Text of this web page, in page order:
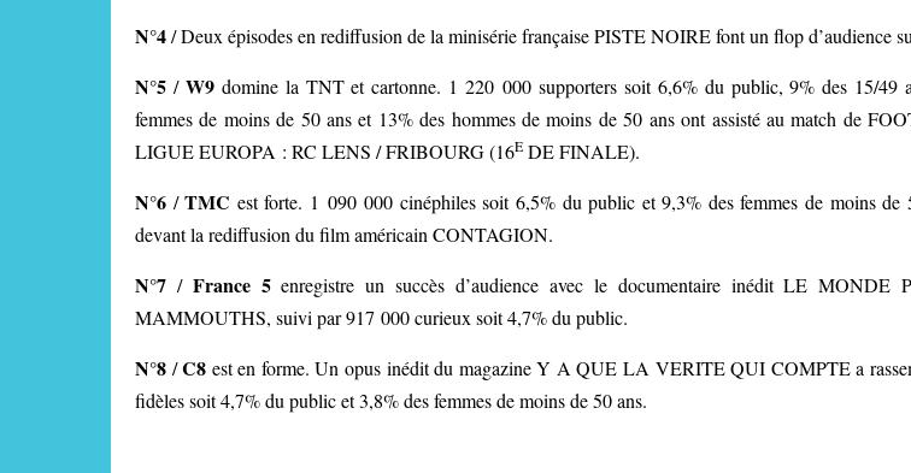
N°4/ Deux épisodes en rediffusion de la minisérie française PISTE NOIRE font un flop d’audience
N°5 / W9domine la TNT et cartonne. 1 220 000 supporters soit 6,6% du public, 9% des 15/49
femmes de moins de 50 ans et 13% des hommes de moins de 50 ans ont assisté au match de
LIGUE EUROPA : RC LENS / FRIBOURG (16E DE FINALE).
N°6 /TMC est forte. 1 090 000 cinéphiles soit 6,5% du public et 9,3% des femmes de moins de
devant la rediffusion du film américain CONTAGION.
N°7 / France 5enregistre un succès d’audience avec le documentaire inédit LE MONDE
MAMMOUTHS, suivi par 917 000 curieux soit 4,7% du public.
N°8 /C8 est en forme. Un opus inédit du magazine Y A QUE LA VERITE QUI COMPTE a
fidèles soit 4,7% du public et 3,8% des femmes de moins de 50 ans.